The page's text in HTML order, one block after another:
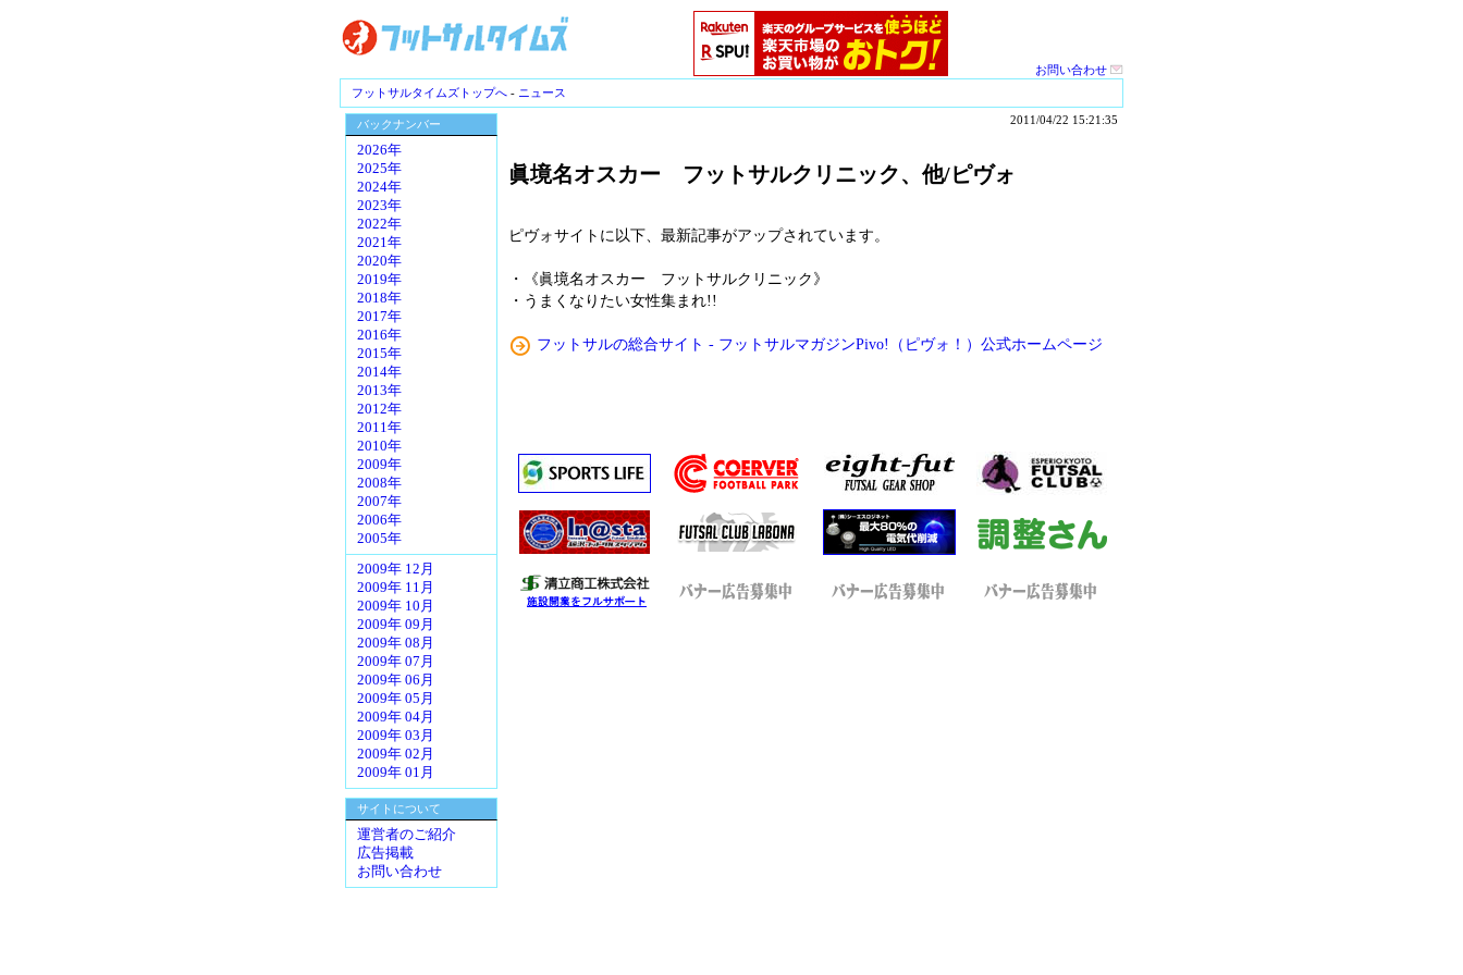
お問い合わせ
フットサルタイムズトップへ - ニュース
バックナンバー
2026年
2025年
2024年
2023年
2022年
2021年
2020年
2019年
2018年
2017年
2016年
2015年
2014年
2013年
2012年
2011年
2010年
2009年
2008年
2007年
2006年
2005年
2009年 12月
2009年 11月
2009年 10月
2009年 09月
2009年 08月
2009年 07月
2009年 06月
2009年 05月
2009年 04月
2009年 03月
2009年 02月
2009年 01月
サイトについて
運営者のご紹介
広告掲載
お問い合わせ
2011/04/22 15:21:35
眞境名オスカー フットサルクリニック、他/ピヴォ
ピヴォサイトに以下、最新記事がアップされています。
・《眞境名オスカー フットサルクリニック》
・うまくなりたい女性集まれ!!
フットサルの総合サイト - フットサルマガジンPivo!（ピヴォ！）公式ホームページ